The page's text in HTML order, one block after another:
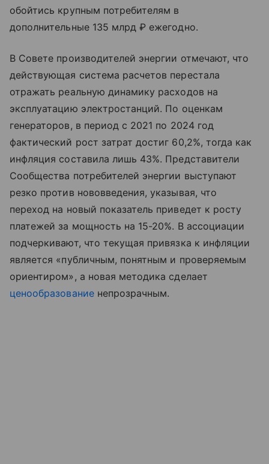
обойтись крупным потребителям в
дополнительные 135 млрд ₽ ежегодно.
В Совете производителей энергии отмечают, что
действующая система расчетов перестала
отражать реальную динамику расходов на
эксплуатацию электростанций. По оценкам
генераторов, в период с 2021 по 2024 год
фактический рост затрат достиг 60,2%, тогда как
инфляция составила лишь 43%. Представители
Сообщества потребителей энергии выступают
резко против нововведения, указывая, что
переход на новый показатель приведет к росту
платежей за мощность на 15-20%. В ассоциации
подчеркивают, что текущая привязка к инфляции
является «публичным, понятным и проверяемым
ориентиром», а новая методика сделает
ценообразованиенепрозрачным.